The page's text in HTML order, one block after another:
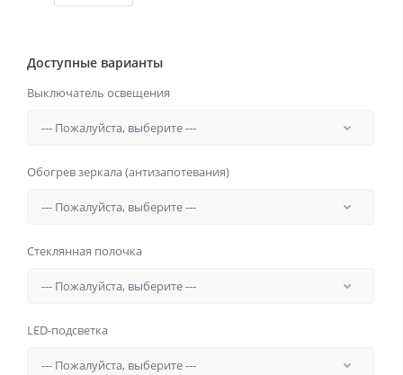
Доступные варианты
Выключатель освещения
Обогрев зеркала (антизапотевания)
Стеклянная полочка
LED-подсветка